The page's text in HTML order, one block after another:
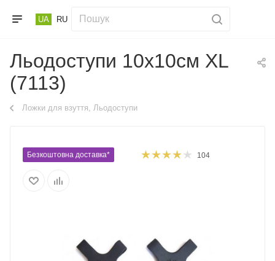
UA RU
Льодоступи 10х10см XL
(7113)
Ложки для взуття, Льодоступи
Безкоштовна доставка* 104